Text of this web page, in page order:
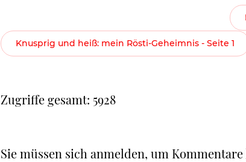
Knusprig und heiß: mein Rösti-Geheimnis - Seite 1
Zugriffe gesamt: 5928
Sie müssen sich anmelden, um